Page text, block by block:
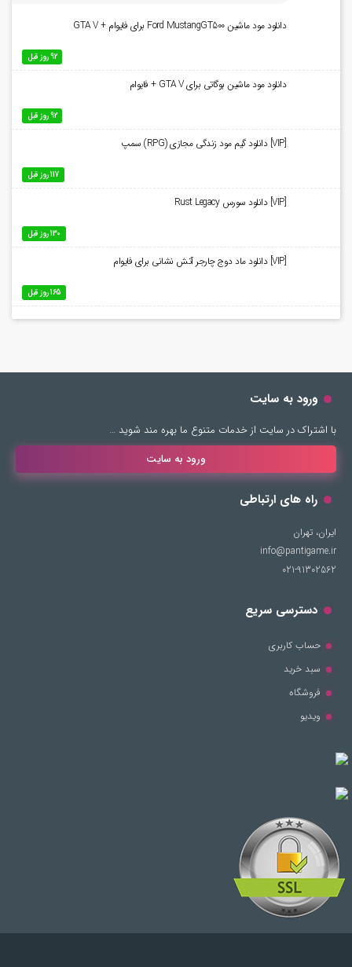
دانلود مود ماشین Ford MustangGT500 برای فایوام + GTA V
92 روز قبل
دانلود مود ماشین بوگاتی برای GTA V + فایوام
92 روز قبل
[VIP] دانلود گیم مود زندگی مجازی (RPG) سمپ
117 روز قبل
[VIP] دانلود سورس Rust Legacy
130 روز قبل
[VIP] دانلود ماد دوج چارجر آتش نشانی برای فایوام
165 روز قبل
ورود به سایت
با اشتراک در سایت از خدمات متنوع ما بهره مند شوید …
ورود به سایت
راه های ارتباطی
ایران، تهران
info@pantigame.ir
021-91302562
دسترسی سریع
حساب کاربری
سبد خرید
فروشگاه
ویدیو